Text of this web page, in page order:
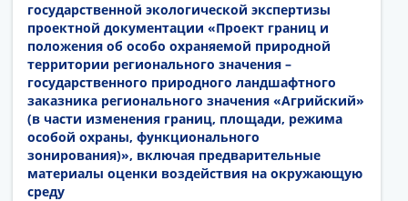
государственной экологической экспертизы
проектной документации «Проект границ и
положения об особо охраняемой природной
территории регионального значения –
государственного природного ландшафтного
заказника регионального значения «Агрийский»
(в части изменения границ, площади, режима
особой охраны, функционального
зонирования)», включая предварительные
материалы оценки воздействия на окружающую
среду